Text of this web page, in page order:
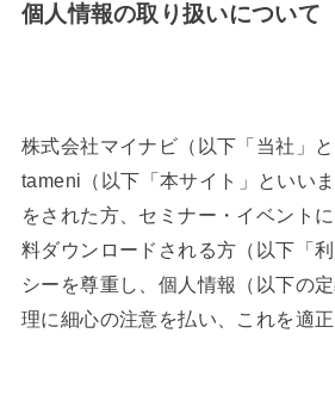
個人情報の取り扱いについて
株式会社マイナビ（以下「当社」と
tameni（以下「本サイト」といい
をされた方、セミナー・イベント
料ダウンロードされる方（以下「
シーを尊重し、個人情報（以下の
理に細心の注意を払い、これを適